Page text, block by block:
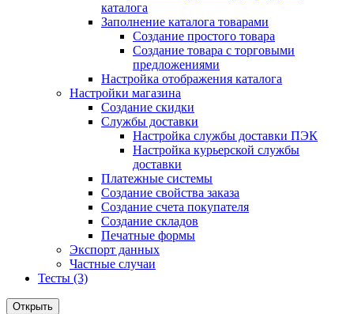
каталога
Заполнение каталога товарами
Создание простого товара
Создание товара с торговыми
предложениями
Настройка отображения каталога
Настройки магазина
Создание скидки
Службы доставки
Настройка службы доставки ПЭК
Настройка курьерской службы
доставки
Платежные системы
Создание свойства заказа
Создание счета покупателя
Создание складов
Печатные формы
Экспорт данных
Частные случаи
Тесты (3)
Открыть